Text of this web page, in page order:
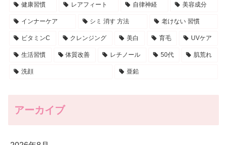
健康習慣 レアフィート 自律神経 美容成分
インナーケア シミ 消す 方法 老けない 習慣
ビタミンC クレンジング 美白 育毛 UVケア
生活習慣 体質改善 レチノール 50代 肌荒れ
洗顔 亜鉛
アーカイブ